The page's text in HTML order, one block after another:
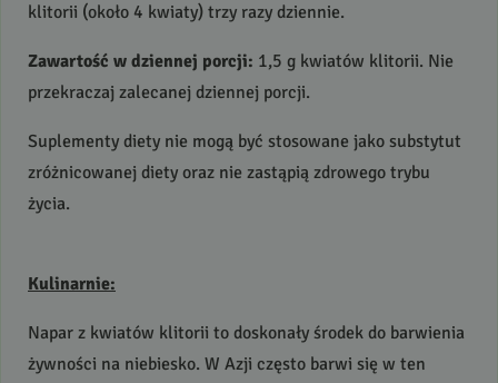
klitorii (około 4 kwiaty) trzy razy dziennie.
Zawartość w dziennej porcji: 1,5 g kwiatów klitorii. Nie
przekraczaj zalecanej dziennej porcji.
Suplementy diety nie mogą być stosowane jako substytut
zróżnicowanej diety oraz nie zastąpią zdrowego trybu
życia.
Kulinarnie:
Napar z kwiatów klitorii to doskonały środek do barwienia
żywności na niebiesko. W Azji często barwi się w ten